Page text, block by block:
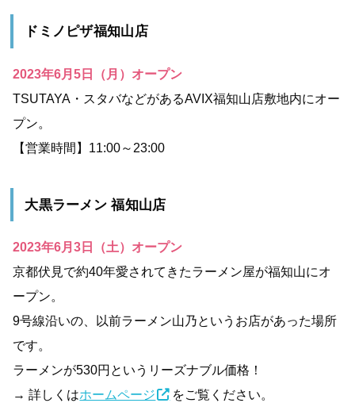
ドミノピザ福知山店
2023年6月5日（月）オープン
TSUTAYA・スタバなどがあるAVIX福知山店敷地内にオー
プン。
【営業時間】11:00～23:00
大黒ラーメン 福知山店
2023年6月3日（土）オープン
京都伏見で約40年愛されてきたラーメン屋が福知山にオ
ープン。
9号線沿いの、以前ラーメン山乃というお店があった場所
です。
ラーメンが530円というリーズナブル価格！
→ 詳しくはホームページ をご覧ください。